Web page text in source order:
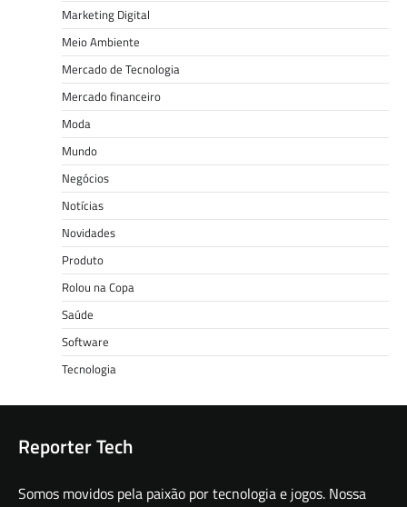
Marketing Digital
Meio Ambiente
Mercado de Tecnologia
Mercado financeiro
Moda
Mundo
Negócios
Notícias
Novidades
Produto
Rolou na Copa
Saúde
Software
Tecnologia
Reporter Tech
Somos movidos pela paixão por tecnologia e jogos. Nossa